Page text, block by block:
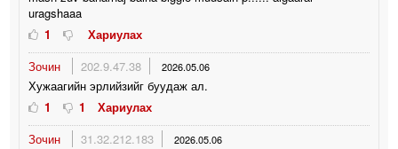
uragshaaa
1
Хариулах
Зочин
202.9.47.38 2026.05.06
Хужаагийн эрлийзийг буудаж ал.
1
1
Хариулах
Зочин
31.32.212.183 2026.05.06